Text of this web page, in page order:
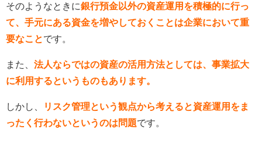
そのようなときに銀行預金以外の資産運用を積極的に行っ
て、手元にある資金を増やしておくことは企業において重
要なことです。
また、 法人ならではの資産の活用方法としては、事業拡大
に利用するというものもあります。
しかし、
リスク管理という観点から考えると資産運用をま
ったく行わないというのは問題です。